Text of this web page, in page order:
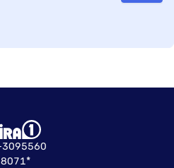
8071*